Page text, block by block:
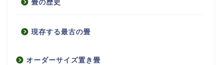
畳の歴史
現存する最古の畳
オーダーサイズ置き畳